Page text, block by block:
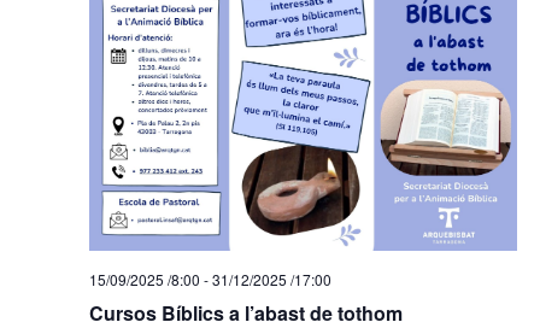
Cursos Bíblics a l’abast de tothom
15/09/2025 /8:00 -31/12/2025 /17:00